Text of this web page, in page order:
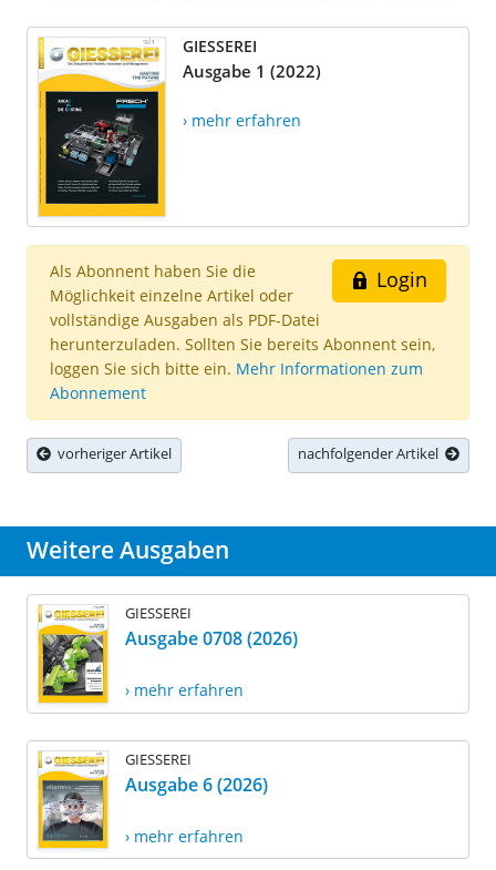
GIESSEREI
Ausgabe 1 (2022)
› mehr erfahren
Login
Als Abonnent haben Sie die
Möglichkeit einzelne Artikel oder
vollständige Ausgaben als PDF-Datei
herunterzuladen. Sollten Sie bereits Abonnent sein,
loggen Sie sich bitte ein. Mehr Informationen zum
Abonnement
vorheriger Artikel nachfolgender Artikel
Weitere Ausgaben
GIESSEREI
Ausgabe 0708 (2026)
› mehr erfahren
GIESSEREI
Ausgabe 6 (2026)
› mehr erfahren